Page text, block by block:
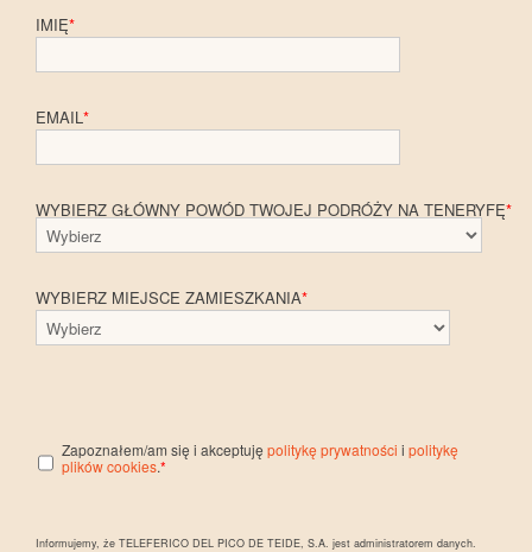
IMIĘ*
EMAIL *
WYBIERZ GŁÓWNY POWÓD TWOJEJ PODRÓŻY NA TENERYFĘ*
WYBIERZ MIEJSCE ZAMIESZKANIA*
Zapoznałem/am się i akceptuję politykę prywatności i politykę
plików cookies.*
Informujemy, że TELEFERICO DEL PICO DE TEIDE, S.A. jest administratorem danych.